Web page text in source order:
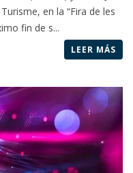
en la “Fira de les
fin de s...
LEER MÁS